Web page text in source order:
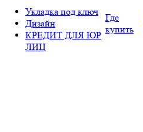
Укладка под ключ
Дизайн
КРЕДИТ ДЛЯ ЮР
ЛИЦ
Где
купить